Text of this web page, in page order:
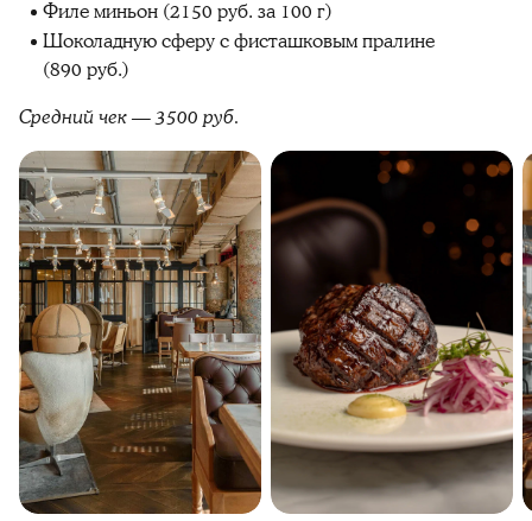
Филе миньон (2150 руб. за 100 г)
Шоколадную сферу с фисташковым пралине
(890 руб.)
Средний чек — 3500 руб.